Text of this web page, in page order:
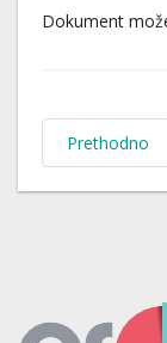
Dokument
Prethodno